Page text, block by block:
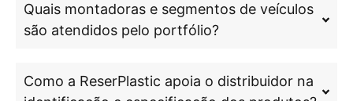
Quais montadoras e segmentos de veículos
são atendidos pelo portfólio?
Como a ReserPlastic apoia o distribuidor na